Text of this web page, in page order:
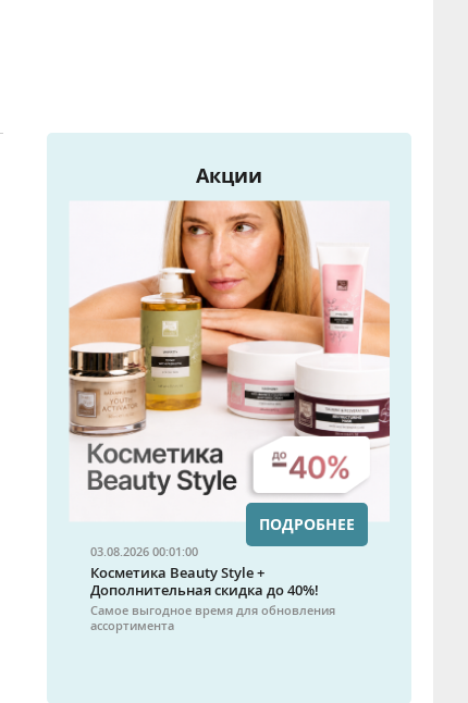
Акции
03.08.2026 00:01:00
Косметика Beauty Style +
Дополнительная скидка до 40%!
Самое выгодное время для обновления
ассортимента
ПОДРОБНЕЕ